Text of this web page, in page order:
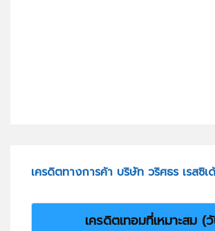
เครดิตทางการค้า บริษัท วริศธร เรสซิ
เครดิตเทอมที่เหมาะสม (